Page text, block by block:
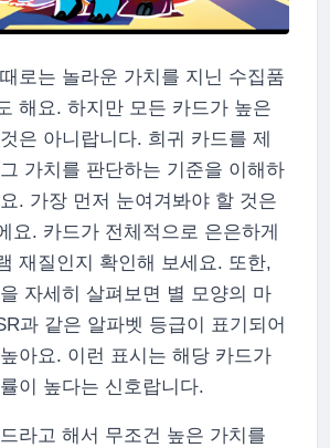
로는 놀라운 가치를 지닌 수집품
해요. 하지만 모든 카드가 높은
은 아니랍니다. 희귀 카드를 제
가치를 판단하는 기준을 이해하
. 가장 먼저 눈여겨봐야 할 것은
요. 카드가 전체적으로 은은하게
재질인지 확인해 보세요. 또한,
자세히 살펴보면 별 모양의 마
과 같은 알파벳 등급이 표기되어
아요. 이런 표시는 해당 카드가
이 높다는 신호랍니다.
라고 해서 무조건 높은 가치를